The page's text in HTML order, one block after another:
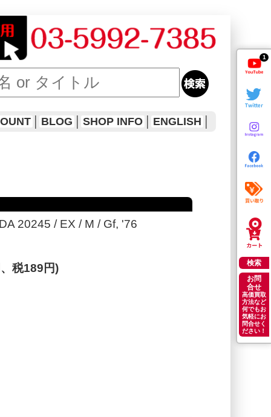
1
検索
お問
合せ
高価買取
方法など
何でもお
気軽にお
問合せく
ださい！
BLOG SHOP INFO ENGLISH
20245 / EX / M / Gf, '76
税189円)